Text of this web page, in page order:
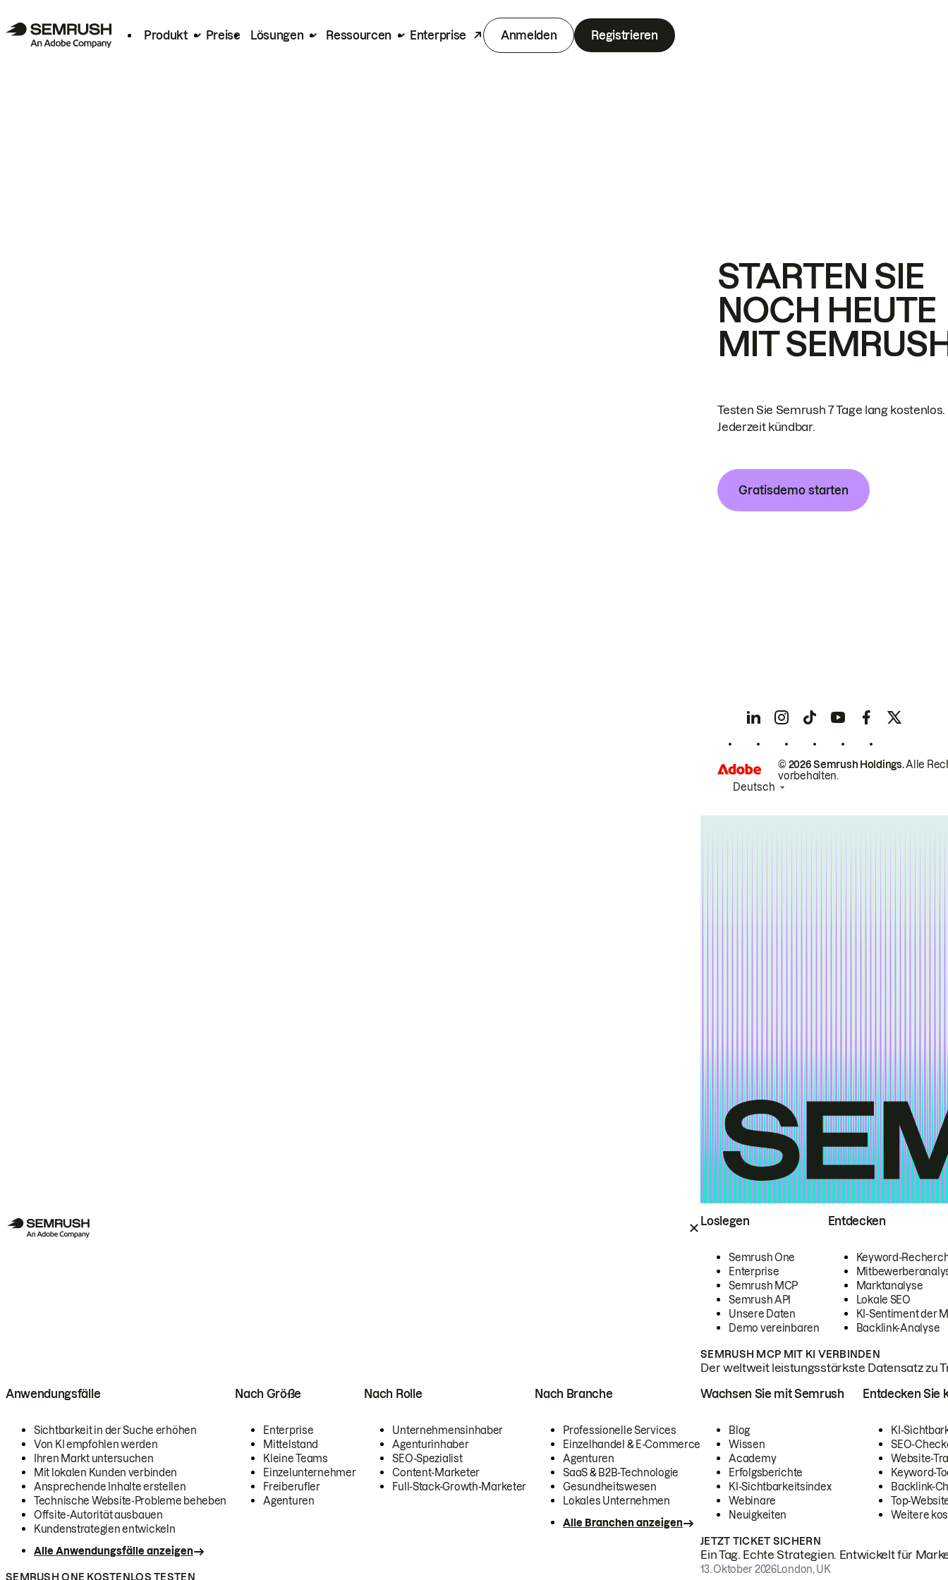
Produkt Preise Lösungen Ressourcen Enterprise Anmelden Registrieren
Loslegen
Semrush One
Enterprise
Semrush MCP
Semrush API
Unsere Daten
Demo vereinbaren
Entdecken
Keyword-
Marktanalyse
Lokale SEO
KI-Sentiment der
Backlink-Analyse
SEMRUSH MCP MIT KI VERBINDEN
Der weltweit leistungsstärkste Datensatz zu
Anwendungsfälle
Sichtbarkeit in der Suche erhöhen
Von KI empfohlen werden
Ihren Markt untersuchen
Mit lokalen Kunden verbinden
Ansprechende Inhalte erstellen
Technische Website-Probleme beheben
Offsite-Autorität ausbauen
Kundenstrategien entwickeln
Alle Anwendungsfälle anzeigen
Nach Größe
Enterprise
Mittelstand
Kleine Teams
Einzelunternehmer
Freiberufler
Agenturen
Nach Rolle
Unternehmensinhaber
Agenturinhaber
SEO-Spezialist
Content-Marketer
Full-Stack-Growth-Marketer
Nach Branche
Professionelle Services
Einzelhandel & E-Commerce
Agenturen
SaaS & B2B-Technologie
Gesundheitswesen
Lokales Unternehmen
Alle Branchen anzeigen
SEMRUSH ONE KOSTENLOS TESTEN
Wachsen Sie mit Semrush
Blog
Wissen
Academy
Erfolgsberichte
KI-Sichtbarkeitsindex
Webinare
Neuigkeiten
Entdecken Sie
KI-
SEO-
Website-
Keyword-
Backlink-
Top-
Weitere
JETZT TICKET SICHERN
Ein Tag. Echte Strategien. Entwickelt für
13. Oktober 2026London, UK
STARTEN SIE
NOCH HEUTE
MIT
Testen Sie Semrush 7 Tage lang kostenlos.
Jederzeit kündbar.
Gratisdemo starten
© 2026 Semrush Holdings.Alle
vorbehalten.
Deutsch